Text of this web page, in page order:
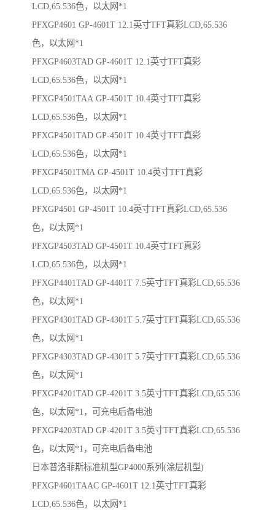
LCD,65.536色，以太网*1
PFXGP4601 GP-4601T 12.1英寸TFT真彩LCD,65.536
色，以太网*1
PFXGP4603TAD GP-4601T 12.1英寸TFT真彩
LCD,65.536色，以太网*1
PFXGP4501TAA GP-4501T 10.4英寸TFT真彩
LCD,65.536色，以太网*1
PFXGP4501TAD GP-4501T 10.4英寸TFT真彩
LCD,65.536色，以太网*1
PFXGP4501TMA GP-4501T 10.4英寸TFT真彩
LCD,65.536色，以太网*1
PFXGP4501 GP-4501T 10.4英寸TFT真彩LCD,65.536
色，以太网*1
PFXGP4503TAD GP-4501T 10.4英寸TFT真彩
LCD,65.536色，以太网*1
PFXGP4401TAD GP-4401T 7.5英寸TFT真彩LCD,65.536
色，以太网*1
PFXGP4301TAD GP-4301T 5.7英寸TFT真彩LCD,65.536
色，以太网*1
PFXGP4303TAD GP-4301T 5.7英寸TFT真彩LCD,65.536
色，以太网*1
PFXGP4201TAD GP-4201T 3.5英寸TFT真彩LCD,65.536
色，以太网*1，可充电后备电池
PFXGP4203TAD GP-4201T 3.5英寸TFT真彩LCD,65.536
色，以太网*1，可充电后备电池
日本普洛菲斯标准机型GP4000系列(涂层机型)
PFXGP4601TAAC GP-4601T 12.1英寸TFT真彩
LCD,65.536色，以太网*1